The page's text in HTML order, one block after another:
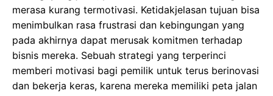
merasa kurang termotivasi. Ketidakjelasan tujuan bisa
menimbulkan rasa frustrasi dan kebingungan yang
pada akhirnya dapat merusak komitmen terhadap
bisnis mereka. Sebuah strategi yang terperinci
memberi motivasi bagi pemilik untuk terus berinovasi
dan bekerja keras, karena mereka memiliki peta jalan